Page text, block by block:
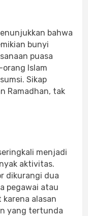
bahwa
bunyi
puasa
Islam
Sikap
Ramadhan, tak
menjadi
aktivitas.
dikurangi dua
pegawai atau
alasan
yang tertunda